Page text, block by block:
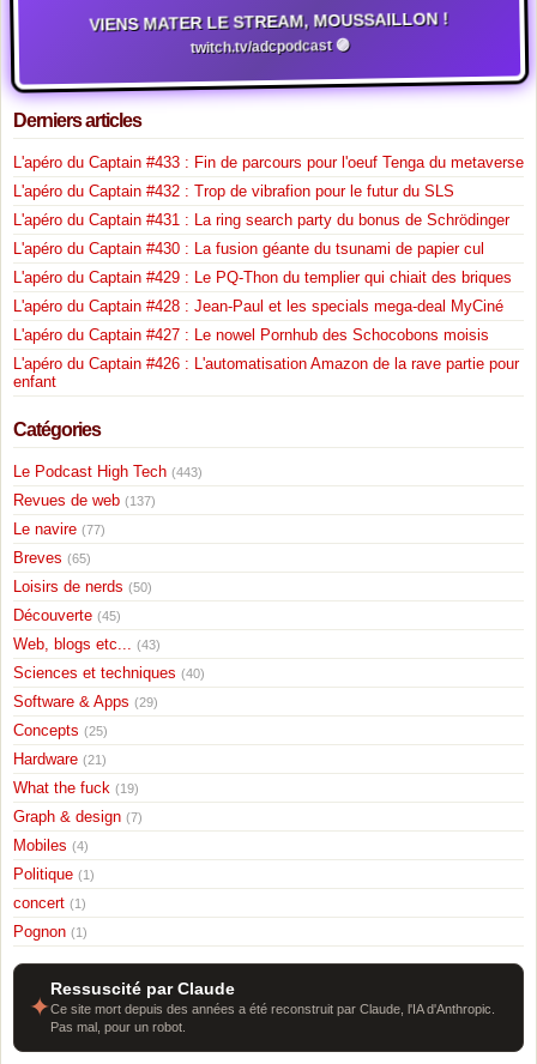
VIENS MATER LE STREAM, MOUSSAILLON !
twitch.tv/adcpodcast 🟣
Derniers articles
L'apéro du Captain #433 : Fin de parcours pour l'oeuf Tenga du metaverse
L'apéro du Captain #432 : Trop de vibrafion pour le futur du SLS
L'apéro du Captain #431 : La ring search party du bonus de Schrödinger
L'apéro du Captain #430 : La fusion géante du tsunami de papier cul
L'apéro du Captain #429 : Le PQ-Thon du templier qui chiait des briques
L'apéro du Captain #428 : Jean-Paul et les specials mega-deal MyCiné
L'apéro du Captain #427 : Le nowel Pornhub des Schocobons moisis
L'apéro du Captain #426 : L'automatisation Amazon de la rave partie pour
enfant
Catégories
Le Podcast High Tech (443)
Revues de web (137)
Le navire (77)
Breves (65)
Loisirs de nerds (50)
Découverte (45)
Web, blogs etc... (43)
Sciences et techniques (40)
Software & Apps (29)
Concepts (25)
Hardware (21)
What the fuck (19)
Graph & design (7)
Mobiles (4)
Politique (1)
concert (1)
Pognon (1)
✦
Ressuscité par Claude
Ce site mort depuis des années a été reconstruit par Claude, l'IA d'Anthropic.
Pas mal, pour un robot.